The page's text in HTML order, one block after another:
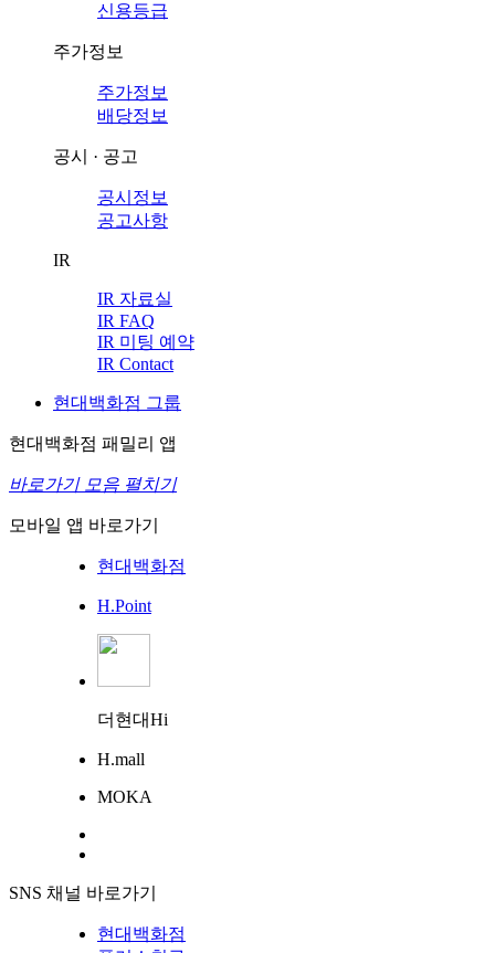
신용등급
주가정보
주가정보
배당정보
공시 · 공고
공시정보
공고사항
IR
IR 자료실
IR FAQ
IR 미팅 예약
IR Contact
현대백화점 그룹
현대백화점 패밀리 앱
바로가기 모음 펼치기
모바일 앱 바로가기
현대백화점
H.Point
더현대Hi
H.mall
MOKA
SNS 채널 바로가기
현대백화점